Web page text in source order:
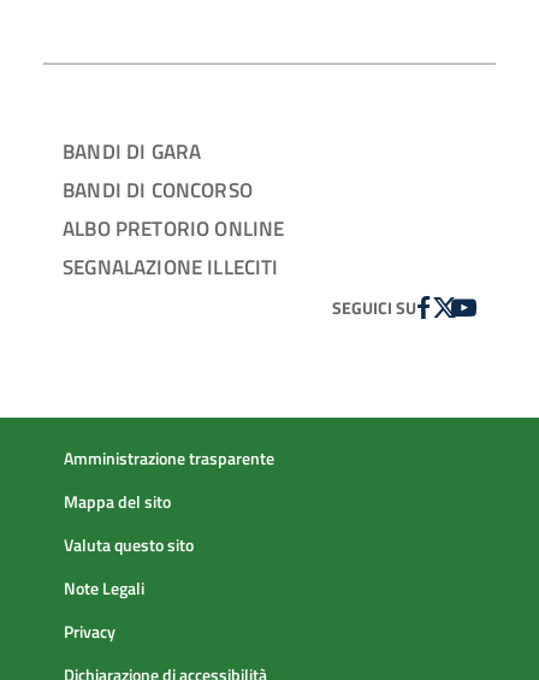
BANDI DI GARA
BANDI DI CONCORSO
ALBO PRETORIO ONLINE
SEGNALAZIONE ILLECITI
SEGUICI SUFACEBOOK
TWITTER
YOUTUBE
Amministrazione trasparente
Mappa del sito
Valuta questo sito
Note Legali
Privacy
Dichiarazione di accessibilità